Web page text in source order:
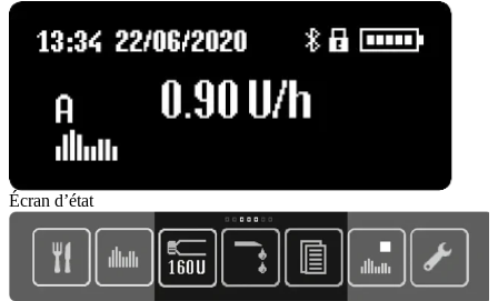
Écran d’état